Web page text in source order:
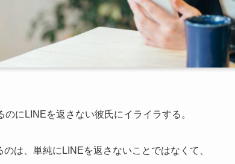
のにLINEを返さない彼氏にイライラする。
のは、単純にLINEを返さないことではなくて、